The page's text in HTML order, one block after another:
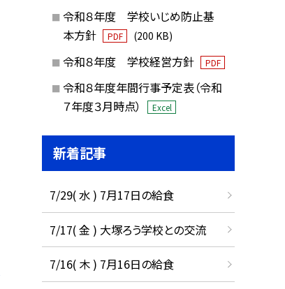
令和８年度 学校いじめ防止基
本方針
PDF (200 KB)
令和８年度 学校経営方針 PDF
令和８年度年間行事予定表（令和
７年度３月時点）
Excel
新着記事
7/29( 水 ) 7月17日の給食
7/17( 金 ) 大塚ろう学校との交流
7/16( 木 ) 7月16日の給食